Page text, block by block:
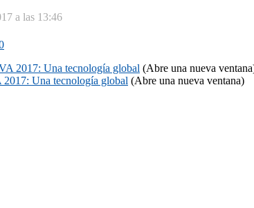
a las 13:46
2017: Una tecnología global (Abre una nueva
Una tecnología global (Abre una nueva ventana)